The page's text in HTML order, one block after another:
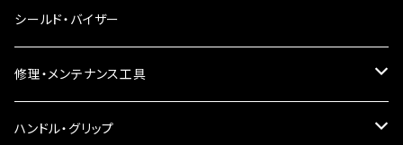
電球型ウインカー
バードゲージウインカー
ウインカークランプ
ヘッドライト
フォグランプ
配線・リレー
シールド・バイザー
修理・メンテナンス工具
インテークマニホールド
ハンドル・グリップ